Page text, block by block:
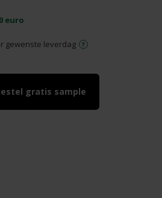
euro
gewenste leverdag
gratis sample